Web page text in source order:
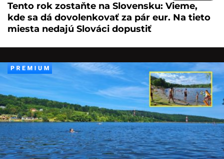
Tento rok zostaňte na Slovensku: Vieme,
kde sa dá dovolenkovať za pár eur. Na tieto
miesta nedajú Slováci dopustiť